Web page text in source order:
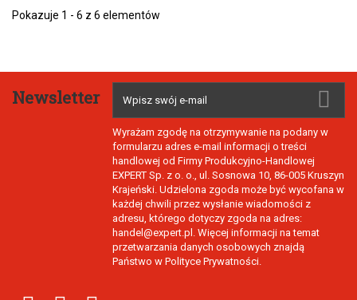
Pokazuje 1 - 6 z 6 elementów
Newsletter
Wyrażam zgodę na otrzymywanie na podany w
formularzu adres e-mail informacji o treści
handlowej od Firmy Produkcyjno-Handlowej
EXPERT Sp. z o. o., ul. Sosnowa 10, 86-005 Kruszyn
Krajeński. Udzielona zgoda może być wycofana w
każdej chwili przez wysłanie wiadomości z
adresu, którego dotyczy zgoda na adres:
handel@expert.pl. Więcej informacji na temat
przetwarzania danych osobowych znajdą
Państwo w Polityce Prywatności.